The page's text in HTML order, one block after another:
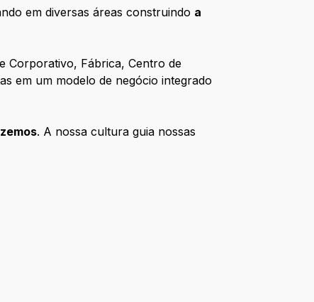
em diversas áreas construindo a
Corporativo, Fábrica, Centro de
em um modelo de negócio integrado
. A nossa cultura guia nossas